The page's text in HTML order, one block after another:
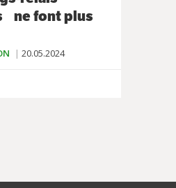
ne font plus
20.05.2024